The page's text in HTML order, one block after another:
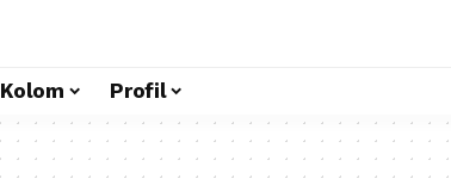
Kolom Profil